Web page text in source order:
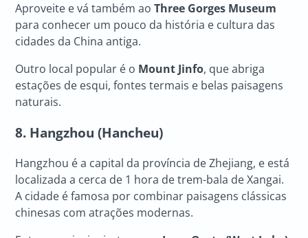
Aproveite e vá também aoThree Gorges Museum
para conhecer um pouco da história e cultura das
cidades da China antiga.
Outro local popular é o Mount Jinfo, que abriga
estações de esqui, fontes termais e belas paisagens
naturais.
8. Hangzhou (Hancheu)
Hangzhou é a capital da província de Zhejiang, e está
localizada a cerca de 1 hora de trem-bala de Xangai.
A cidade é famosa por combinar paisagens clássicas
chinesas com atrações modernas.